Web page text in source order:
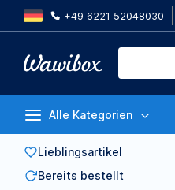
+49 6221 52048030
Alle Kategorien
Lieblingsartikel
Bereits bestellt